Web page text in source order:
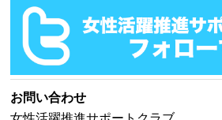
お問い合わせ